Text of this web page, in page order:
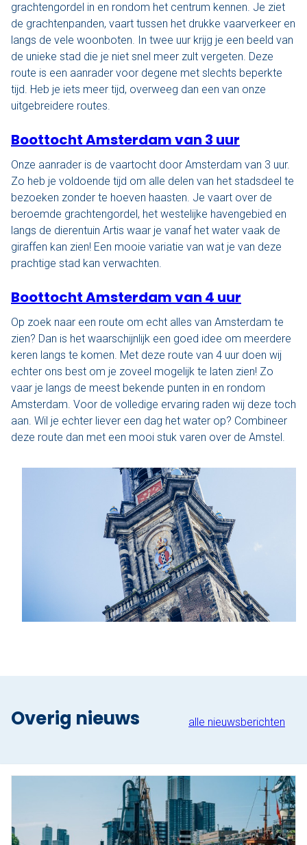
Vecht
Tarieven
Lidmaatschap
Alle evenementen
Cadeaubon
De sloep
Nu reserveren
Contact
Over Sloepdelen
Veel gestelde vragen
Werken bij Sloepdelen
Algemene voorwaarden
grachtengordel in en rondom het centrum kennen. Je ziet
de grachtenpanden, vaart tussen het drukke vaarverkeer en
langs de vele woonboten. In twee uur krijg je een beeld van
de unieke stad die je niet snel meer zult vergeten. Deze
route is een aanrader voor degene met slechts beperkte
tijd. Heb je iets meer tijd, overweeg dan een van onze
uitgebreidere routes.
Boottocht Amsterdam van 3 uur
Onze aanrader is de vaartocht door Amsterdam van 3 uur.
Zo heb je voldoende tijd om alle delen van het stadsdeel te
bezoeken zonder te hoeven haasten. Je vaart over de
beroemde grachtengordel, het westelijke havengebied en
langs de dierentuin Artis waar je vanaf het water vaak de
giraffen kan zien! Een mooie variatie van wat je van deze
prachtige stad kan verwachten.
Boottocht Amsterdam van 4 uur
Op zoek naar een route om echt alles van Amsterdam te
zien? Dan is het waarschijnlijk een goed idee om meerdere
keren langs te komen. Met deze route van 4 uur doen wij
echter ons best om je zoveel mogelijk te laten zien! Zo
vaar je langs de meest bekende punten in en rondom
Amsterdam. Voor de volledige ervaring raden wij deze toch
aan. Wil je echter liever een dag het water op? Combineer
deze route dan met een mooi stuk varen over de Amstel.
Overig nieuws alle nieuwsberichten